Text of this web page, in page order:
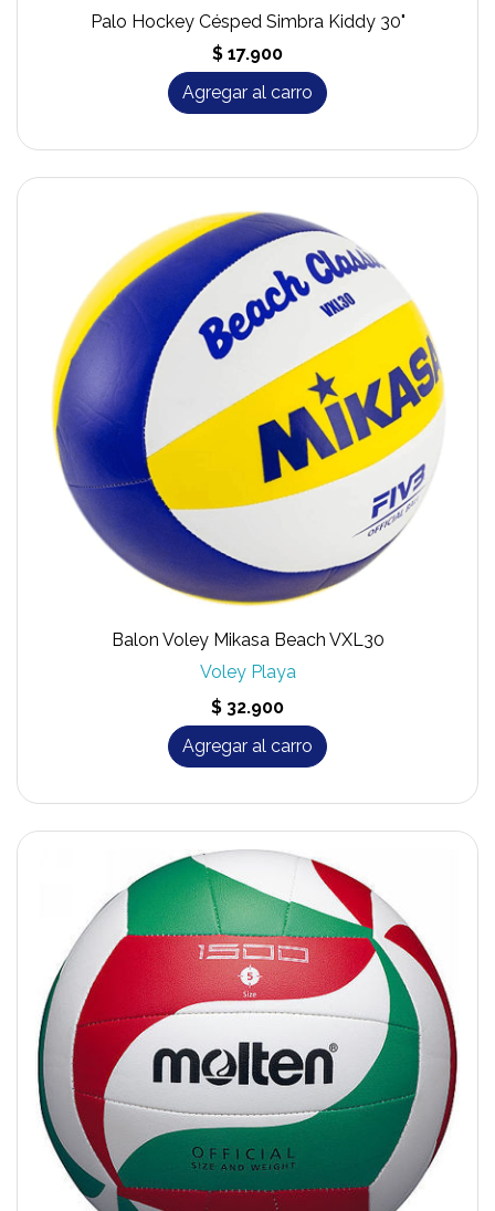
Palo Hockey Césped Simbra Kiddy 30"
$ 17.900
Agregar al carro
Balon Voley Mikasa Beach VXL30
Voley Playa
$ 32.900
Agregar al carro